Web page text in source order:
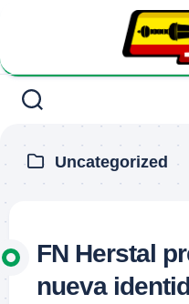
Uncategorized
FN Herstal
nueva